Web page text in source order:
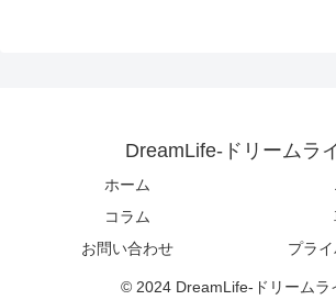
DreamLife-ドリームラ
ホーム
コラム
お問い合わせ
プラ
© 2024 DreamLife-ドリームラ